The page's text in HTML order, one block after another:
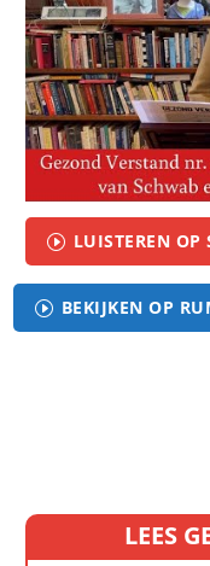
I LUISTEREN
I BEKIJKEN OP
LEES